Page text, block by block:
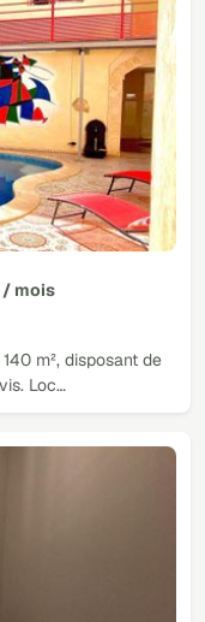
/ mois
m², disposant de
Loc…